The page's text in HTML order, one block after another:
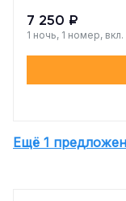
7 250 ₽
1 ночь, 1 номер, вкл.
Ещё 1